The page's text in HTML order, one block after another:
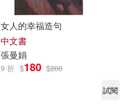
女人的幸福造句
中文書
張曼娟
9 折 $180 $200
試閱